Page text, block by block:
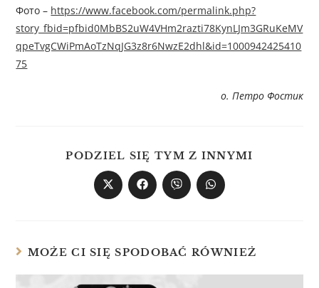
Фото – https://www.facebook.com/permalink.php?
story_fbid=pfbid0MbBS2uW4VHm2razti78KynLJm3GRuKeMV
qpeTvgCWiPmAoTzNqJG3z8r6NwzE2dhl&id=1000942425410
75
о. Петро Фостик
PODZIEL SIĘ TYM Z INNYMI
MOŻE CI SIĘ SPODOBAĆ RÓWNIEŻ